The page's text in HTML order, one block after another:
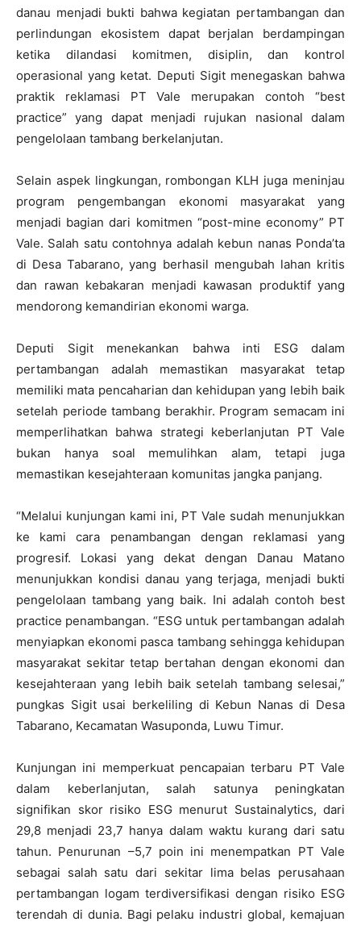
danau menjadi bukti bahwa kegiatan pertambangan dan
perlindungan ekosistem dapat berjalan berdampingan
ketika dilandasi komitmen, disiplin, dan kontrol
operasional yang ketat. Deputi Sigit menegaskan bahwa
praktik reklamasi PT Vale merupakan contoh “best
practice” yang dapat menjadi rujukan nasional dalam
pengelolaan tambang berkelanjutan.
Selain aspek lingkungan, rombongan KLH juga meninjau
program pengembangan ekonomi masyarakat yang
menjadi bagian dari komitmen “post-mine economy” PT
Vale. Salah satu contohnya adalah kebun nanas Ponda’ta
di Desa Tabarano, yang berhasil mengubah lahan kritis
dan rawan kebakaran menjadi kawasan produktif yang
mendorong kemandirian ekonomi warga.
Deputi Sigit menekankan bahwa inti ESG dalam
pertambangan adalah memastikan masyarakat tetap
memiliki mata pencaharian dan kehidupan yang lebih baik
setelah periode tambang berakhir. Program semacam ini
memperlihatkan bahwa strategi keberlanjutan PT Vale
bukan hanya soal memulihkan alam, tetapi juga
memastikan kesejahteraan komunitas jangka panjang.
“Melalui kunjungan kami ini, PT Vale sudah menunjukkan
ke kami cara penambangan dengan reklamasi yang
progresif. Lokasi yang dekat dengan Danau Matano
menunjukkan kondisi danau yang terjaga, menjadi bukti
pengelolaan tambang yang baik. Ini adalah contoh best
practice penambangan. “ESG untuk pertambangan adalah
menyiapkan ekonomi pasca tambang sehingga kehidupan
masyarakat sekitar tetap bertahan dengan ekonomi dan
kesejahteraan yang lebih baik setelah tambang selesai,”
pungkas Sigit usai berkeliling di Kebun Nanas di Desa
Tabarano, Kecamatan Wasuponda, Luwu Timur.
Kunjungan ini memperkuat pencapaian terbaru PT Vale
dalam keberlanjutan, salah satunya peningkatan
signifikan skor risiko ESG menurut Sustainalytics, dari
29,8 menjadi 23,7 hanya dalam waktu kurang dari satu
tahun. Penurunan –5,7 poin ini menempatkan PT Vale
sebagai salah satu dari sekitar lima belas perusahaan
pertambangan logam terdiversifikasi dengan risiko ESG
terendah di dunia. Bagi pelaku industri global, kemajuan